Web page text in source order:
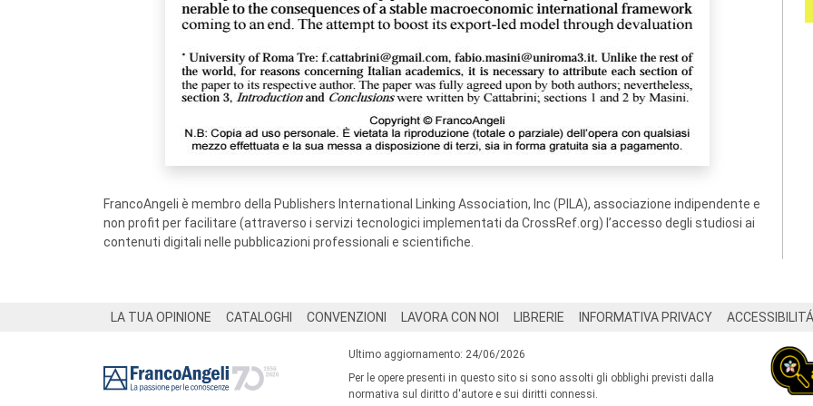
FrancoAngeli è membro della Publishers International Linking Association, Inc (PILA), associazione indipendente e
non profit per facilitare (attraverso i servizi tecnologici implementati da CrossRef.org) l’accesso degli studiosi ai
contenuti digitali nelle pubblicazioni professionali e scientifiche.
LA TUA OPINIONE CATALOGHI CONVENZIONI LAVORA CON NOI LIBRERIE INFORMATIVA PRIVACY ACCESSIBILITÁ
Ultimo aggiornamento: 24/06/2026
Per le opere presenti in questo sito si sono assolti gli obblighi previsti dalla
normativa sul diritto d'autore e sui diritti connessi.